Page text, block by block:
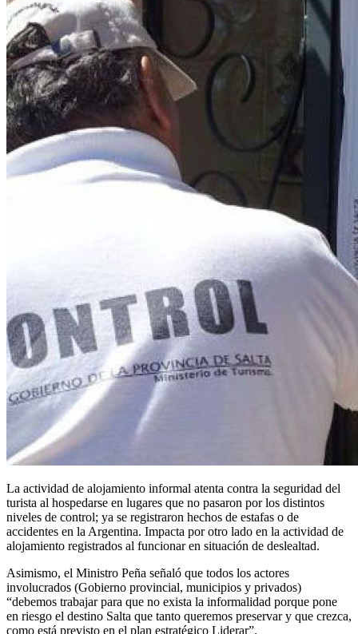
La actividad de alojamiento informal atenta contra la seguridad del
turista al hospedarse en lugares que no pasaron por los distintos
niveles de control; ya se registraron hechos de estafas o de
accidentes en la Argentina. Impacta por otro lado en la actividad de
alojamiento registrados al funcionar en situación de deslealtad.
Asimismo, el Ministro Peña señaló que todos los actores
involucrados (Gobierno provincial, municipios y privados)
“debemos trabajar para que no exista la informalidad porque pone
en riesgo el destino Salta que tanto queremos preservar y que crezca,
como está previsto en el plan estratégico Liderar”.